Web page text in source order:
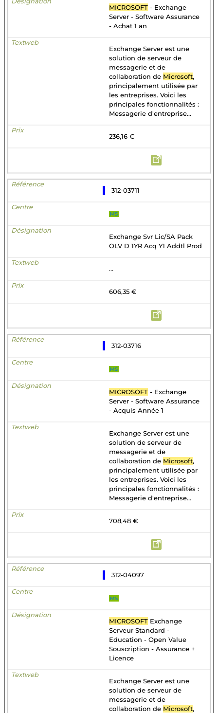
MICROSOFT - Exchange
Server - Software Assurance
- Achat 1 an
Exchange Server est une
solution de serveur de
messagerie et de
collaboration de Microsoft,
principalement utilisée par
les entreprises. Voici les
principales fonctionnalités :
Messagerie d'entreprise...
236,16 €
312-03711
MS
Exchange Svr Lic/SA Pack
OLV D 1YR Acq Y1 Addtl Prod
...
606,35 €
312-03716
MS
MICROSOFT - Exchange
Server - Software Assurance
- Acquis Année 1
Exchange Server est une
solution de serveur de
messagerie et de
collaboration de Microsoft,
principalement utilisée par
les entreprises. Voici les
principales fonctionnalités :
Messagerie d'entreprise...
708,48 €
312-04097
MS
MICROSOFT Exchange
Serveur Standard -
Education - Open Value
Souscription - Assurance +
Licence
Exchange Server est une
solution de serveur de
messagerie et de
collaboration de Microsoft,